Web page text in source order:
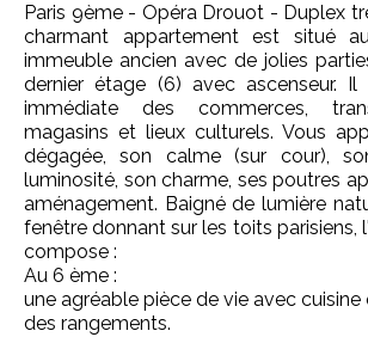
Paris 9ème - Opéra Drouot - Duplex
charmant appartement est situé
immeuble ancien avec de jolies
dernier étage (6) avec ascenseur.
immédiate des commerces,
magasins et lieux culturels. Vous
dégagée, son calme (sur cour),
luminosité, son charme, ses poutres
aménagement. Baigné de lumière
fenêtre donnant sur les toits parisiens,
compose :
Au 6 ème :
une agréable pièce de vie avec cuisine
des rangements.